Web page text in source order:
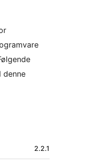
denne
2.2.1